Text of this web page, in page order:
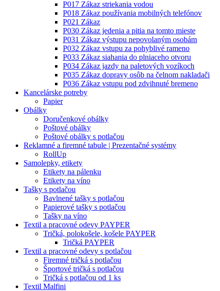
P017 Zákaz striekania vodou
P018 Zákaz používania mobilných telefónov
P021 Zákaz
P030 Zákaz jedenia a pitia na tomto mieste
P031 Zákaz výstupu nepovolaným osobám
P032 Zákaz vstupu za pohyblivé rameno
P033 Zákaz siahania do plniaceho otvoru
P034 Zákaz jazdy na paletových vozíkoch
P035 Zákaz dopravy osôb na čelnom nakladači
P036 Zákaz vstupu pod zdvihnuté bremeno
Kancelárske potreby
Papier
Obálky
Doručenkové obálky
Poštové obálky
Poštové obálky s potlačou
Reklamné a firemné tabule | Prezentačné systémy
RollUp
Samolepky, etikety
Etikety na pálenku
Etikety na víno
Tašky s potlačou
Bavlnené tašky s potlačou
Papierové tašky s potlačou
Tašky na víno
Textil a pracovné odevy PAYPER
Tričká, polokošele, košele PAYPER
Tričká PAYPER
Textil a pracovné odevy s potlačou
Firemné tričká s potlačou
Športové tričká s potlačou
Tričká s potlačou od 1 ks
Textil Malfini